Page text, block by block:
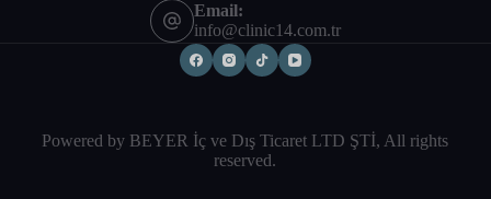
Email:
info@clinic14.com.tr
Powered by BEYER İç ve Dış Ticaret LTD ŞTİ, All rights
reserved.